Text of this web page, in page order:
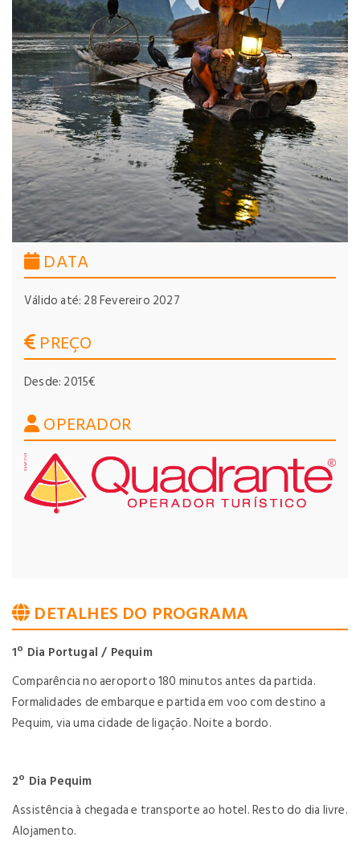
DATA
Válido até: 28 Fevereiro 2027
PREÇO
Desde: 2015€
OPERADOR
DETALHES DO PROGRAMA
1º Dia Portugal / Pequim
Comparência no aeroporto 180 minutos antes da partida.
Formalidades de embarque e partida em voo com destino a
Pequim, via uma cidade de ligação. Noite a bordo.
2º Dia Pequim
Assistência à chegada e transporte ao hotel. Resto do dia livre.
Alojamento.